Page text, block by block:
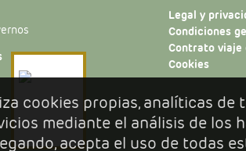
Legal y
Condiciones
Contrato viaje
Cookies
cookies propias, analíticas
mediante el análisis de los
acepta el uso de todas